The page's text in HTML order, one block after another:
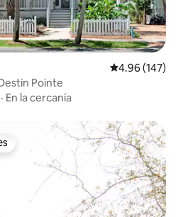
Calificación
4.96 (147)
Pointe
· En la cercanía